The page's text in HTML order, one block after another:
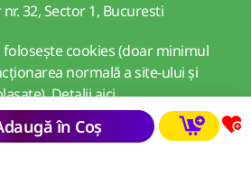
în Coș
32, Sector 1, Bucuresti
cookies (doar minimul
normală a site-ului și
Detalii aici